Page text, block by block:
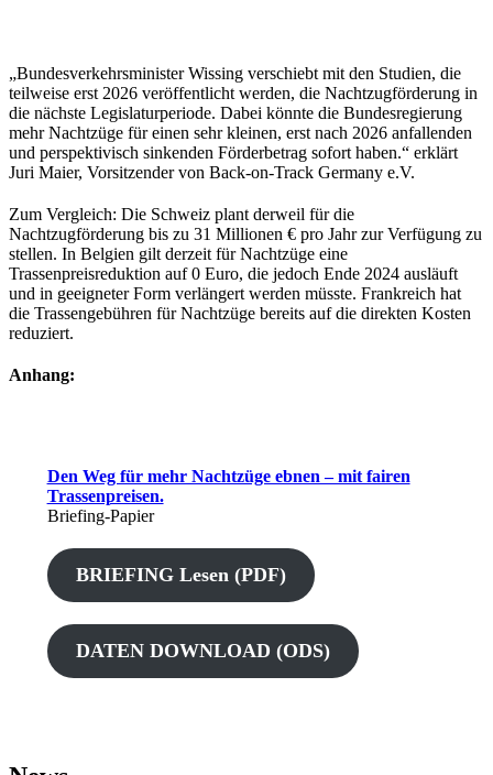
„Bundesverkehrsminister Wissing verschiebt mit den Studien, die
teilweise erst 2026 veröffentlicht werden, die Nachtzugförderung in
die nächste Legislaturperiode. Dabei könnte die Bundesregierung
mehr Nachtzüge für einen sehr kleinen, erst nach 2026 anfallenden
und perspektivisch sinkenden Förderbetrag sofort haben.“ erklärt
Juri Maier, Vorsitzender von Back-on-Track Germany e.V.
Zum Vergleich: Die Schweiz plant derweil für die
Nachtzugförderung bis zu 31 Millionen € pro Jahr zur Verfügung zu
stellen. In Belgien gilt derzeit für Nachtzüge eine
Trassenpreisreduktion auf 0 Euro, die jedoch Ende 2024 ausläuft
und in geeigneter Form verlängert werden müsste. Frankreich hat
die Trassengebühren für Nachtzüge bereits auf die direkten Kosten
reduziert.
Anhang:
Den Weg für mehr Nachtzüge ebnen – mit fairen
Trassenpreisen.
Briefing-Papier
BRIEFING Lesen (PDF)
DATEN DOWNLOAD (ODS)